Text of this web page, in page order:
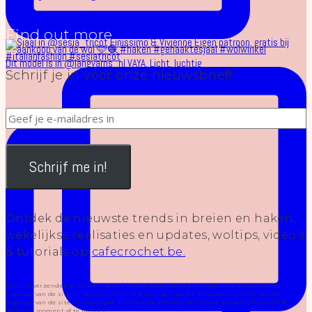
Dit model is in @langyarns_nl VAYA. Licht, luchtig
Find out more
Schrijf je in voor onze nieuwsbrief!
Schrijf me in!
Ontdek de nieuwste trends in breien en haken,
wekelijkse realisaties en updates, woltips, video's
& tutorials op cafecrochet.be.
Door op verzenden te klikken, gaat u ermee akkoord uw e-mailadres te delen met de
eigenaar van de site en Mailchimp om marketing-, update- en andere e-mails van de
eigenaar van de site te ontvangen. Gebruik de afmeldlink in deze e-mails om je op elk
gewenst moment af te melden.